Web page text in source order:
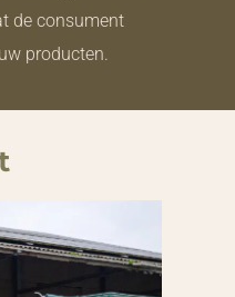
de consument
producten.